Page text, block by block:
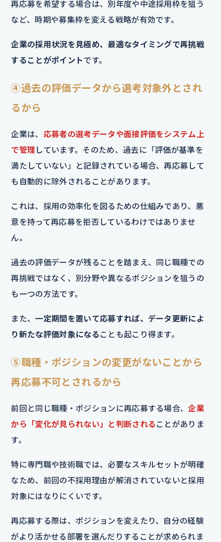
再応募を希望する場合は、別年度や中途採用枠を狙う
など、時期や募集枠を変える戦略が有効です。
企業の採用状況を見極め、最適なタイミングで再挑戦
することがポイントです。
④過去の評価データから選考対象外とされ
るから
企業は、 応募者の選考データや面接評価をシステム上
で管理 しています。そのため、過去に「評価が基準を
満たしていない」と記録されている場合、再応募して
も自動的に除外されることがあります。
これは、採用の効率化を図るための仕組みであり、悪
意を持って再応募を拒否しているわけではありませ
ん。
過去の評価データが残ることを踏まえ、同じ職種での
再挑戦ではなく、別分野や異なるポジションを狙うの
も一つの方法です。
また、 一定期間を置いて応募すれば、データ更新によ
り新たな評価対象になる ことも起こり得ます。
⑤職種・ポジションの変更がないことから
再応募不可とされるから
前回と同じ職種・ポジションに再応募する場合、企業
から「変化が見られない」と判断される ことがありま
す。
特に専門職や技術職では、必要なスキルセットが明確
なため、前回の不採用理由が解消されていないと採用
対象にはなりにくいです。
再応募する際は、ポジションを変えたり、自分の経験
がより活かせる部署を選んだりすることが求められま